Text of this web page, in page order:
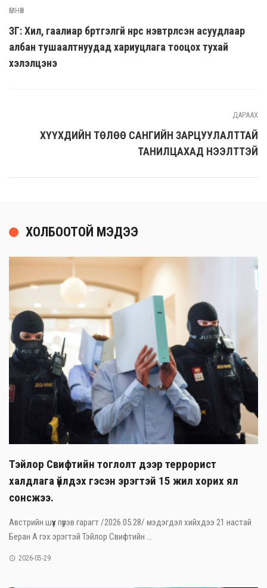
ӨМНӨХ
ЗГ: Хил, гаалиар бүртгэлгүй нүүрс нэвтрүүлсэн асуудлаар
албан тушаалтнуудад хариуцлага тооцох тухай
хэлэлцэнэ
ДАРААХ
ХҮҮХДИЙН ТӨЛӨӨ САНГИЙН ЗАРЦУУЛАЛТТАЙ
ТАНИЛЦАХАД НЭЭЛТТЭЙ
ХОЛБООТОЙ МЭДЭЭ
Тэйлор Свифтийн тоглолт дээр террорист
халдлага үйлдэх гэсэн эрэгтэй 15 жил хорих ял
сонсжээ.
Австрийн шүүх пүрэв гарагт /2026.05.28/ мэдэгдэл хийхдээ 21 настай
Беран А гэх эрэгтэй Тэйлор Свифтийн ...
2026-05-29